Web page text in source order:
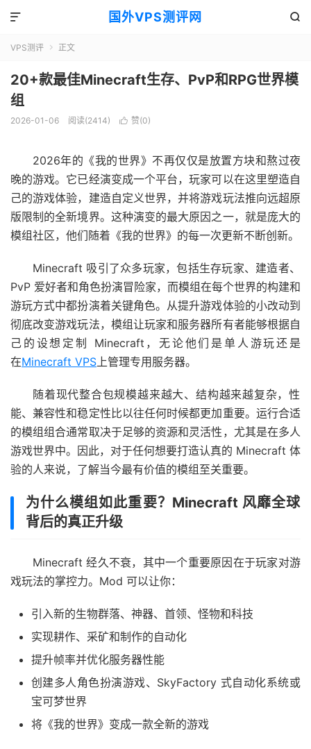
国外VPS测评网 

VPS测评  正文
20+款最佳Minecraft生存、PvP和RPG世界模
组
2026-01-06 阅读(2414)  赞(0)
2026年的《我的世界》不再仅仅是放置方块和熬过夜
晚的游戏。它已经演变成一个平台，玩家可以在这里塑造自
己的游戏体验，建造自定义世界，并将游戏玩法推向远超原
版限制的全新境界。这种演变的最大原因之一，就是庞大的
模组社区，他们随着《我的世界》的每一次更新不断创新。
Minecraft 吸引了众多玩家，包括生存玩家、建造者、
PvP 爱好者和角色扮演冒险家，而模组在每个世界的构建和
游玩方式中都扮演着关键角色。从提升游戏体验的小改动到
彻底改变游戏玩法，模组让玩家和服务器所有者能够根据自
己的设想定制 Minecraft，无论他们是单人游玩还是
在Minecraft VPS上管理专用服务器。
随着现代整合包规模越来越大、结构越来越复杂，性
能、兼容性和稳定性比以往任何时候都更加重要。运行合适
的模组组合通常取决于足够的资源和灵活性，尤其是在多人
游戏世界中。因此，对于任何想要打造认真的 Minecraft 体
验的人来说，了解当今最有价值的模组至关重要。
为什么模组如此重要？Minecraft 风靡全球
背后的真正升级
Minecraft 经久不衰，其中一个重要原因在于玩家对游
戏玩法的掌控力。Mod 可以让你：
引入新的生物群落、神器、首领、怪物和科技
实现耕作、采矿和制作的自动化
提升帧率并优化服务器性能
创建多人角色扮演游戏、SkyFactory 式自动化系统或
宝可梦世界
将《我的世界》变成一款全新的游戏